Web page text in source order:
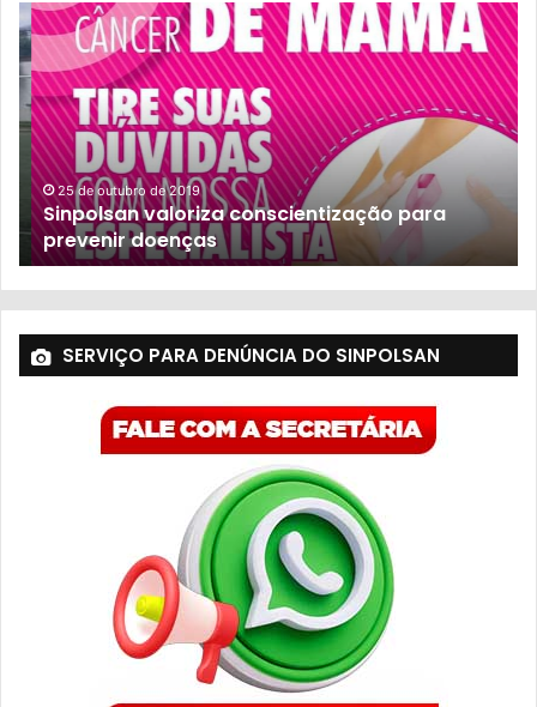
25 de outubro de 2019
Sinpolsan valoriza conscientização para
prevenir doenças
SERVIÇO PARA DENÚNCIA DO SINPOLSAN